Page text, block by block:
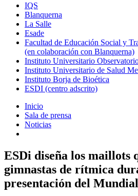
IQS
Blanquerna
La Salle
Esade
Facultad de Educación Social y
(en colaboración con Blanquerna)
Instituto Universitario
Instituto Universitario de Salud
Instituto Borja de Bioética
ESDI (centro adscrito)
Inicio
Sala de prensa
Noticias
ESDi diseña los maillots
gimnastas de rítmica
presentación del